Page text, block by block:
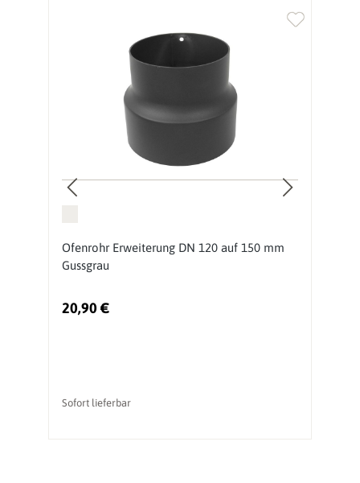
Ofenrohr Erweiterung DN 120 auf 150 mm
Gussgrau
20,90 €
Sofort lieferbar